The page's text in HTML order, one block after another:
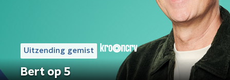
Uitzending gemist
Bert op 5